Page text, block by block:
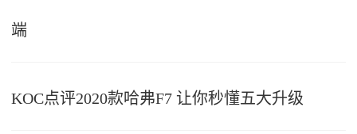
端
KOC点评2020款哈弗F7 让你秒懂五大升级